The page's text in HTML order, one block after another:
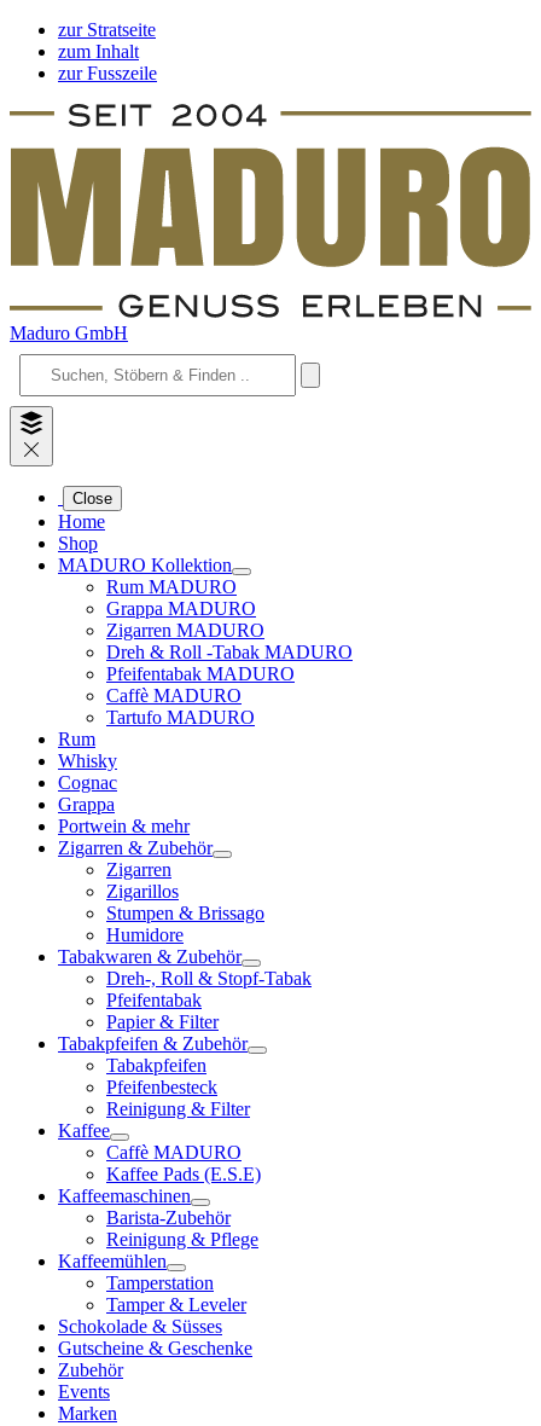
zur Stratseite
zum Inhalt
zur Fusszeile
Maduro GmbH
Close
Home
Shop
MADURO Kollektion
Rum MADURO
Grappa MADURO
Zigarren MADURO
Dreh & Roll -Tabak MADURO
Pfeifentabak MADURO
Caffè MADURO
Tartufo MADURO
Rum
Whisky
Cognac
Grappa
Portwein & mehr
Zigarren & Zubehör
Zigarren
Zigarillos
Stumpen & Brissago
Humidore
Tabakwaren & Zubehör
Dreh-, Roll & Stopf-Tabak
Pfeifentabak
Papier & Filter
Tabakpfeifen & Zubehör
Tabakpfeifen
Pfeifenbesteck
Reinigung & Filter
Kaffee
Caffè MADURO
Kaffee Pads (E.S.E)
Kaffeemaschinen
Barista-Zubehör
Reinigung & Pflege
Kaffeemühlen
Tamperstation
Tamper & Leveler
Schokolade & Süsses
Gutscheine & Geschenke
Zubehör
Events
Marken